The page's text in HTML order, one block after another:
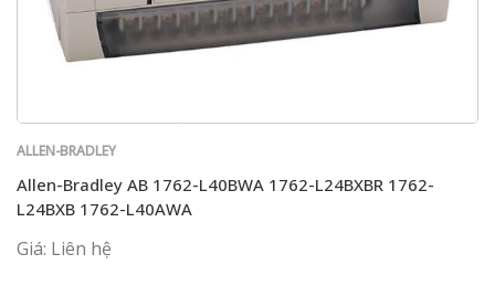
ALLEN-BRADLEY
Allen-Bradley AB 1762-L40BWA 1762-L24BXBR 1762-
L24BXB 1762-L40AWA
Giá: Liên hệ